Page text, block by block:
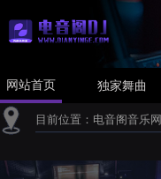
网站首页 独家舞曲
目前位置： 电音阁音乐网